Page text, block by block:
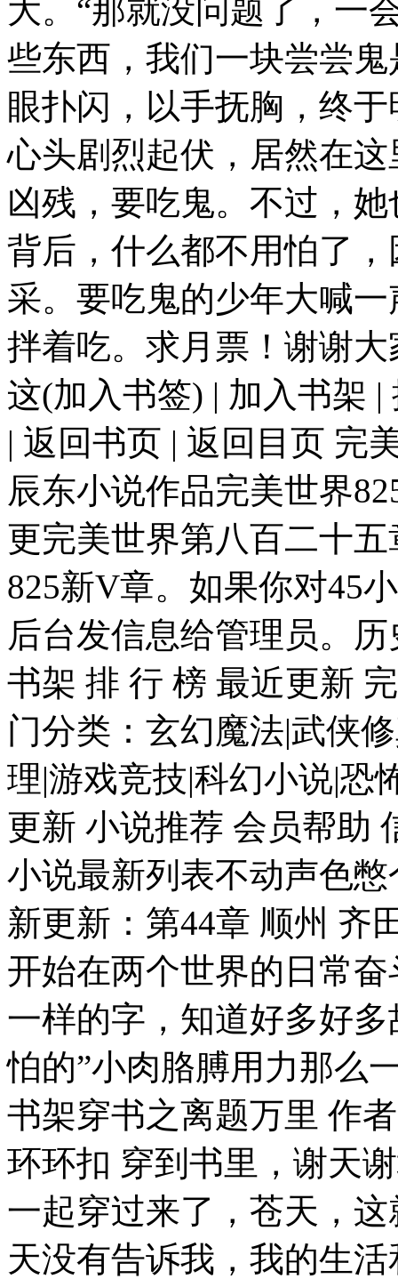
大。“那就没问题了，一
些东西，我们一块尝尝
眼扑闪，以手抚胸，终
心头剧烈起伏，居然在
凶残，要吃鬼。不过，
背后，什么都不用怕了
采。要吃鬼的少年大喊
拌着吃。求月票！谢谢
这(加入书签) | 加入书架
| 返回书页 | 返回目页 完
辰东小说作品完美世界
更完美世界第八百二十
825新V章。如果你对45
后台发信息给管理员。
书架 排 行 榜 最近更新
门分类：玄幻魔法|武侠
理|游戏竞技|科幻小说|恐
更新 小说推荐 会员帮助
小说最新列表不动声色
新更新：第44章 顺州 齐
开始在两个世界的日常
一样的字，知道好多好
怕的”小肉胳膊用力那么
书架穿书之离题万里 作
环环扣 穿到书里，谢天
一起穿过来了，苍天，
天没有告诉我，我的生